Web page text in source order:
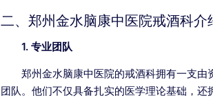
二、郑州金水脑康中医院戒酒科介
1. 专业团队
郑州金水脑康中医院的戒酒科拥有一支
团队。他们不仅具备扎实的医学理论基础，